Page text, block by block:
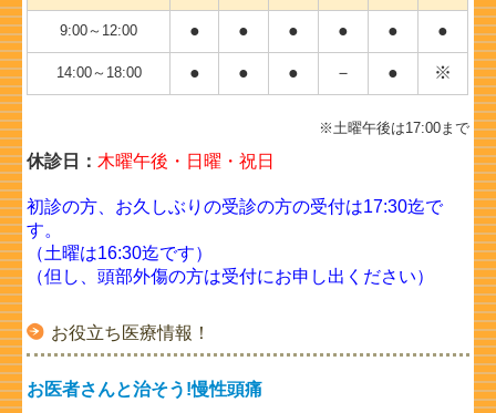
9:00～12:00 ● ● ● ● ● ●
14:00～18:00 ● ● ● － ● ※
※土曜午後は17:00まで
休診日： 木曜午後・日曜・祝日
初診の方、お久しぶりの受診の方の受付は17:30迄で
す。
（土曜は16:30迄です）
（但し、頭部外傷の方は受付にお申し出ください）
お役立ち医療情報！
お医者さんと治そう!慢性頭痛